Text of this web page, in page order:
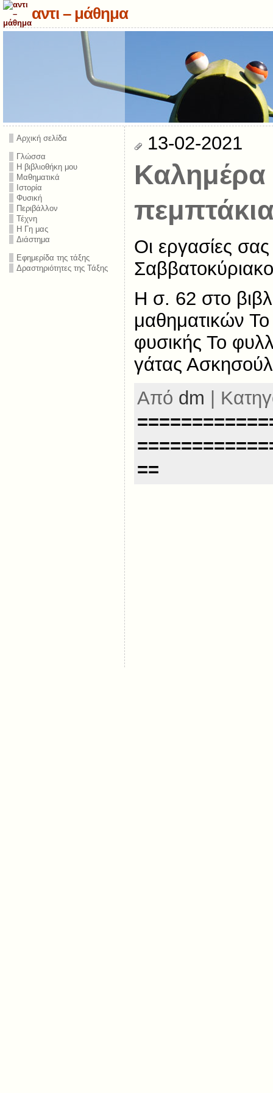
αντι – μάθημα
Αρχική σελίδα
Γλώσσα
Η βιβλιοθήκη μου
Μαθηματικά
Ιστορία
Φυσική
Περιβάλλον
Τέχνη
Η Γη μας
Διάστημα
Εφημερίδα της τάξης
Δραστηριότητες της Τάξης
13-02-2021
Οι εργασίες σας
Σαββατοκύριακο
Η σ. 62 στο
μαθηματικών
φυσικής Το
γάτας
Από dm |
==